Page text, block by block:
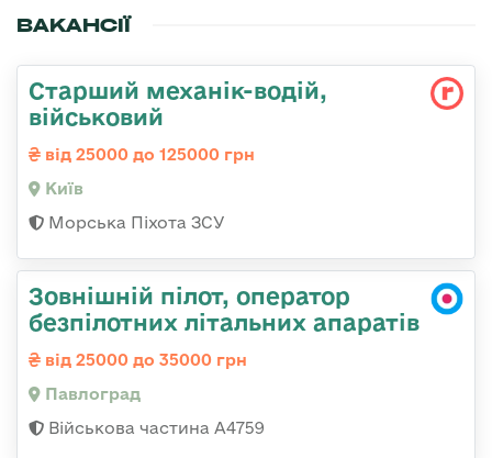
ВАКАНСІЇ
Стаpший механік-водій,
військовий
від 25000 до 125000 грн
Київ
Морська Піхота ЗСУ
Зовнішній пілот, оператор
безпілотних літальних апаратів
від 25000 до 35000 грн
Павлоград
Військова частина А4759